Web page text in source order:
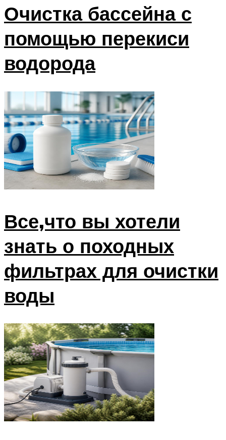
Очистка бассейна с
помощью перекиси
водорода
Все,что вы хотели
знать о походных
фильтрах для очистки
воды